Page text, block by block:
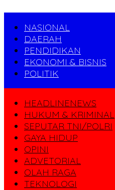
NASIONAL
DAERAH
PENDIDIKAN
EKONOMI & BISNIS
POLITIK
HEADLINENEWS
HUKUM & KRIMINAL
SEPUTAR TNI/POLRI
GAYA HIDUP
OPINI
ADVETORIAL
OLAH RAGA
TEKNOLOGI